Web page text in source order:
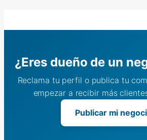
¿Eres dueño de un
Reclama tu perfil o publica tu
empezar a recibir más
Publicar mi